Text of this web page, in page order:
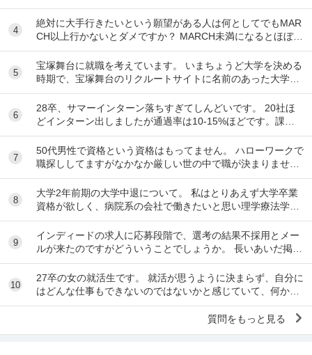
を蹴るのは長期的に見てもったいないですか？
4
絶対に大手行きたいという願望がある人は何としてでもMAR
CH以上行かないとダメですか？ MARCH未満になるとほぼ行
けなくなるのでもしそんな願望がありMA...
5
宝塚舞台に就職を考えています。 いまちょうど大学を決める
時期で、宝塚舞台のリクルートサイトに名前のあった大学に
行こうとしています。 ですが、習い事で「活動...
6
28卒、サマーインターン落ちすぎてしんどいです。 20社ほ
どインターン出しましたが通過率は10-15%ほどです。課題
点を洗い出すなど次に向けて出来ることに...
7
50代男性で資格という資格はもってません。 ハローワークで
職探ししてますがなかなか厳しい世の中で職が決まりませ
ん。 前の会社は閉鎖したため、やむなく無...
8
大学2年前期の大学中退について。 私はとりあえず大学卒業
資格が欲しく、病院系の会社で働きたいと思い理学療法学科
へ入りました。 しかし、そのモチベーションだ...
9
インディードの求人に応募段階で、選考の結果不採用とメー
ルが来たのですがどういうことでしょうか。 長いあいだ掲載
されている求人です。
10
27卒の女の就活生です。 就活が思うように決まらず、自分に
はどんな仕事もできないのではないかと感じていて、何かの
病気なのではないかと不安になっています。 ...
質問をもっと見る